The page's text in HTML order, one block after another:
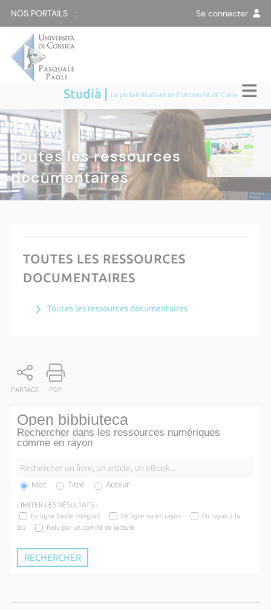
NOS PORTAILS : Se connecter
Studià | Le portail étudiant de l'Université de Corse
BIBLIOTHÈQUE|
Toutes les ressources
documentaires
TOUTES LES RESSOURCES
DOCUMENTAIRES
Toutes les ressources documentaires
PARTAGE PDF
Open bibbiuteca
Rechercher dans les ressources numériques
comme en rayon
Mot Titre Auteur
LIMITER LES RÉSULTATS :
En ligne (texte intégral) En ligne ou en rayon
En rayon à la
BU
Relu par un comité de lecture